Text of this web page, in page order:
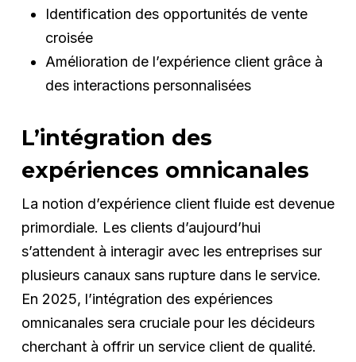
Identification des opportunités de vente
croisée
Amélioration de l’expérience client grâce à
des interactions personnalisées
L’intégration des
expériences omnicanales
La notion d’expérience client fluide est devenue
primordiale. Les clients d’aujourd’hui
s’attendent à interagir avec les entreprises sur
plusieurs canaux sans rupture dans le service.
En 2025, l’intégration des expériences
omnicanales sera cruciale pour les décideurs
cherchant à offrir un service client de qualité.